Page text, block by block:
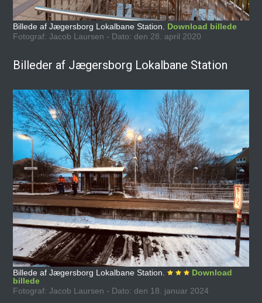
Billede af Jægersborg Lokalbane Station. Download billede
Fotograf: Jacob Laursen - Dato: den 28. april 2020
Billeder af Jægersborg Lokalbane Station
Billede af Jægersborg Lokalbane Station.
Download
billede
Fotograf: Jacob Laursen - Dato: den 18. januar 2024